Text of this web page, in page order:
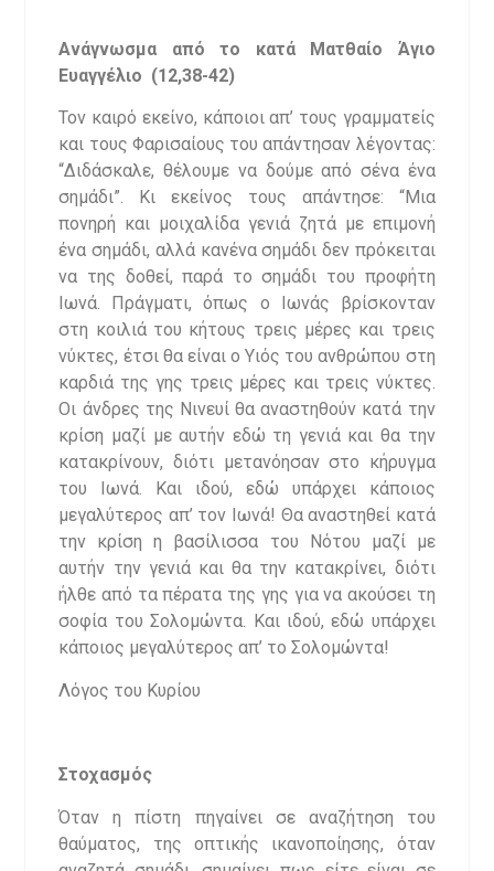
Ανάγνωσμα από το κατά Ματθαίο Άγιο
Ευαγγέλιο (12,38-42)
Τον καιρό εκείνο, κάποιοι απ’ τους γραμματείς
και τους Φαρισαίους του απάντησαν λέγοντας:
“Διδάσκαλε, θέλουμε να δούμε από σένα ένα
σημάδι”. Κι εκείνος τους απάντησε: “Μια
πονηρή και μοιχαλίδα γενιά ζητά με επιμονή
ένα σημάδι, αλλά κανένα σημάδι δεν πρόκειται
να της δοθεί, παρά το σημάδι του προφήτη
Ιωνά. Πράγματι, όπως ο Ιωνάς βρίσκονταν
στη κοιλιά του κήτους τρεις μέρες και τρεις
νύκτες, έτσι θα είναι ο Υιός του ανθρώπου στη
καρδιά της γης τρεις μέρες και τρεις νύκτες.
Οι άνδρες της Νινευί θα αναστηθούν κατά την
κρίση μαζί με αυτήν εδώ τη γενιά και θα την
κατακρίνουν, διότι μετανόησαν στο κήρυγμα
του Ιωνά. Και ιδού, εδώ υπάρχει κάποιος
μεγαλύτερος απ’ τον Ιωνά! Θα αναστηθεί κατά
την κρίση η βασίλισσα του Νότου μαζί με
αυτήν την γενιά και θα την κατακρίνει, διότι
ήλθε από τα πέρατα της γης για να ακούσει τη
σοφία του Σολομώντα. Και ιδού, εδώ υπάρχει
κάποιος μεγαλύτερος απ’ το Σολομώντα!
Λόγος του Κυρίου
Στοχασμός
Όταν η πίστη πηγαίνει σε αναζήτηση του
θαύματος, της οπτικής ικανοποίησης, όταν